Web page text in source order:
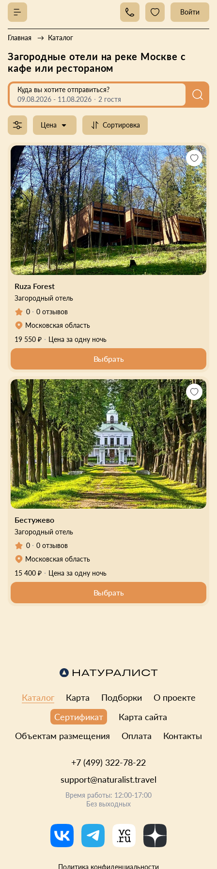
Войти
Главная Каталог
Загородные отели на реке Москве с
кафе или рестораном
Куда вы хотите отправиться?
09.08.2026 - 11.08.2026 2 гостя
Цена Сортировка
Ruza Forest
Загородный отель
0
0 отзывов
Московская область
19 550 ₽
Цена за одну ночь
Выбрать
Бестужево
Загородный отель
0
0 отзывов
Московская область
15 400 ₽
Цена за одну ночь
Выбрать
Каталог Карта Подборки
О проекте
Сертификат
Карта сайта
Объектам размещения
Оплата Контакты
+7 (499) 322-78-22
support@naturalist.travel
Время работы: 12:00-17:00
Без выходных
Политика конфиденциальности